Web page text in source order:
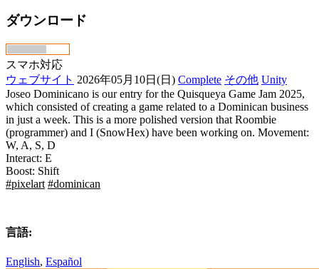
ダウンロード
スマホ対応
ウェブサイト 2026年05月10日(日) Complete その他 Unity
Joseo Dominicano is our entry for the Quisqueya Game Jam 2025,
which consisted of creating a game related to a Dominican business
in just a week. This is a more polished version that Roombie
(programmer) and I (SnowHex) have been working on. Movement:
W, A, S, D
Interact: E
Boost: Shift
#pixelart #dominican
言語:
English, Español